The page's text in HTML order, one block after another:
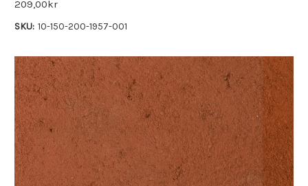
209,00kr
SKU: 10-150-200-1957-001